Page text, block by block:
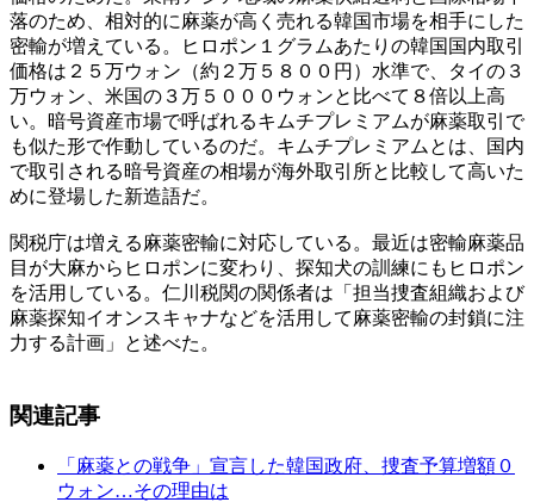
落のため、相対的に麻薬が高く売れる韓国市場を相手にした
密輸が増えている。ヒロポン１グラムあたりの韓国国内取引
価格は２５万ウォン（約２万５８００円）水準で、タイの３
万ウォン、米国の３万５０００ウォンと比べて８倍以上高
い。暗号資産市場で呼ばれるキムチプレミアムが麻薬取引で
も似た形で作動しているのだ。キムチプレミアムとは、国内
で取引される暗号資産の相場が海外取引所と比較して高いた
めに登場した新造語だ。
関税庁は増える麻薬密輸に対応している。最近は密輸麻薬品
目が大麻からヒロポンに変わり、探知犬の訓練にもヒロポン
を活用している。仁川税関の関係者は「担当捜査組織および
麻薬探知イオンスキャナなどを活用して麻薬密輸の封鎖に注
力する計画」と述べた。
関連記事
「麻薬との戦争」宣言した韓国政府、捜査予算増額０
ウォン…その理由は